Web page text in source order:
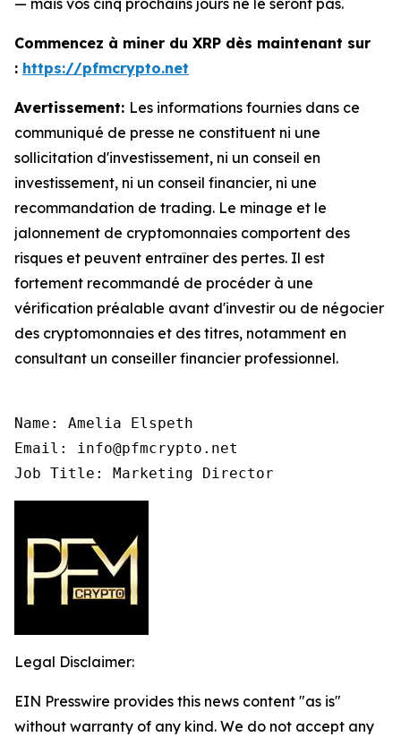
— mais vos cinq prochains jours ne le seront pas.
Commencez à miner du XRP dès maintenant sur
: https://pfmcrypto.net
Avertissement: Les informations fournies dans ce
communiqué de presse ne constituent ni une
sollicitation d'investissement, ni un conseil en
investissement, ni un conseil financier, ni une
recommandation de trading. Le minage et le
jalonnement de cryptomonnaies comportent des
risques et peuvent entraîner des pertes. Il est
fortement recommandé de procéder à une
vérification préalable avant d'investir ou de négocier
des cryptomonnaies et des titres, notamment en
consultant un conseiller financier professionnel.
Name: Amelia Elspeth
Email: info@pfmcrypto.net
Job Title: Marketing Director
Legal Disclaimer:
EIN Presswire provides this news content "as is"
without warranty of any kind. We do not accept any